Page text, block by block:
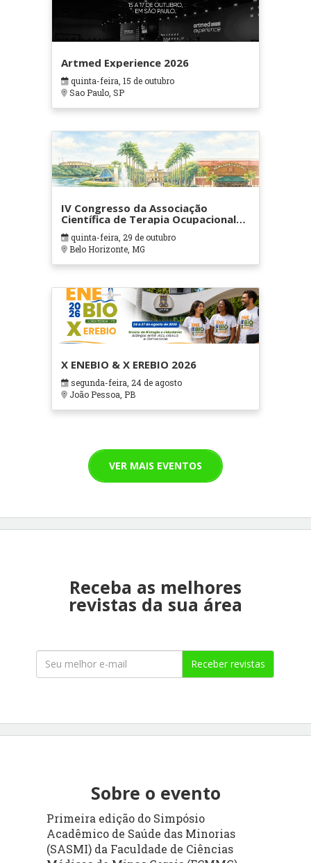
Artmed Experience 2026
quinta-feira, 15 de outubro
Sao Paulo, SP
IV Congresso da Associação
Científica de Terapia Ocupacional
em Contextos Hospitalares e
Cuidados Paliativos - ATOHOSP
quinta-feira, 29 de outubro
Belo Horizonte, MG
X ENEBIO & X EREBIO 2026
segunda-feira, 24 de agosto
João Pessoa, PB
VER MAIS EVENTOS
Receba as melhores
revistas da sua área
Receber revistas
Sobre o evento
Primeira edição do Simpósio
Acadêmico de Saúde das Minorias
(SASMI) da Faculdade de Ciências